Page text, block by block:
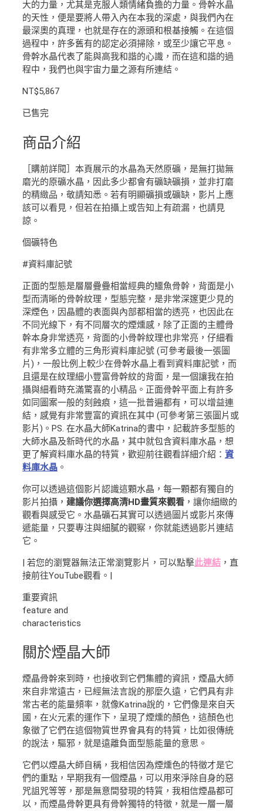
大的力量，尤其是克服人類情緒負擔的力量。骨幹水晶
的天性，便是要將人帶入內在本我的深處，與我們內在
最深奧的真理，也就是存在的源頭和根基接觸。在這個
過程中，許多舊有的認定必須掃除，或至少讓它平息。
骨幹水晶代表了能與高我和諧的心識，而在這和諧的過
程中，我們也與宇宙力量之源有所連結。
NT$5,867
已售完
商品介紹
［購前詳閱］本頁展示的水晶為天然原礦，是無打拋無
磨光的原礦水晶，因此多少都會有礦缺礦損，並非打磨
的精緻品，敬請知悉。若有明顯礦損或礦缺，影片上應
該可以看見，但若在拍攝上或告知上有疏漏，也請見
諒。
個礦特色
#資料庫記號
正面的型態是層層疊疊相當經典的鱷魚骨幹，背面是小
型而清晰的骨幹紋理，型態完整，是非常深邃更少見的
深煙色，因晶體的表面與內部都相當的透亮，也因此在
不同光線下，有不同層次的煙燻感，除了正面的主體骨
幹本身非常透亮，背面的小骨幹紋理也非常亮，仔細看
有非常多立體的三角形資料庫記號 (可參考最後一張圖
片)，一般比例上較少在骨幹水晶上看到資料庫記號，而
且還是在紋理細小豐富骨幹紋的背面，是一個讓我在拍
攝與細看時充滿驚喜的小精品。正面骨幹平面上有許多
如同圖案一般的刻蝕痕，這一批普遍都有，可以增益連
結，感覺有非常豐富的資訊在其中 (可參考第三張圖片或
影片)。PS. 在水晶大師Katrina的書中，記載許多型態的
大師水晶及新時代的水晶，其中就包含資料庫水晶，想
更了解資料庫水晶的特質，歡迎前往觀看詳細介紹： 資
料庫水晶 。
你可以透過這個影片認識這顆水晶，每一顆都有獨自的
影片拍攝， 建議你選擇高清HD畫質來觀看 ，讓你細緻的
觀看與感受它。水晶礦石其實可以透過圖片或影片來傳
遞能量，只要專注與細膩的觀察，你就能透過影片連結
它。
| 若您的瀏覽器無法正常瀏覽影片，可以點擊此連結 ，直
接前往YouTube觀看。|
重要資訊
feature and
characteristics
關於煙晶大師
煙晶骨幹來到時，也接收到它們集體的資訊，煙晶大師
來自非常遠古，已經無法言說的那麼久遠，它們具有非
常古老的能量頻率，就像Katrina說的，它們像是來自天
國，在火元素的運作下，呈現了煙燻的顏色，這顏色也
象徵了它們在這個物質世界會具有的特質，比如很傳統
的說法，驅邪，就是遠離負面型態能量的意思。
它們以煙晶大師自稱，我相信因為煙燻色的特徵才是它
們的重點，早期我有一個煙晶，可以用來淨除自身的惡
咒詛咒等等，那是無意間發現的特質，我相信煙晶都可
以，而煙晶骨幹更具有骨幹獨特的特徵，就是一層一層